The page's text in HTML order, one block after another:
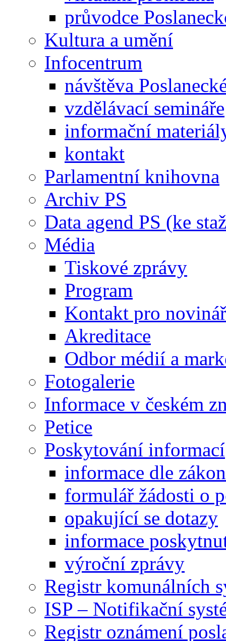
průvodce
Kultura a umění
Infocentrum
návštěva
vzdělávací semináře
informační
kontakt
Parlamentní knihovna
Archiv PS
Data agend PS (ke
Média
Tiskové zprávy
Program
Kontakt pro
Akreditace
Odbor médií a
Fotogalerie
Informace v českém
Petice
Poskytování informací
informace dle
formulář žádosti o
opakující se dotazy
informace
výroční zprávy
Registr komunálních
ISP – Notifikační
Registr oznámení